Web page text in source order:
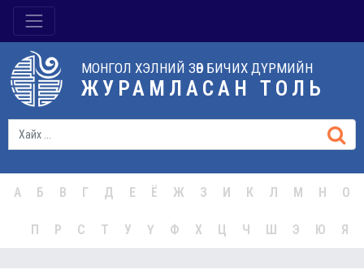
МОНГОЛ ХЭЛНИЙ ЗӨВ БИЧИХ ДҮРМИЙН
ЖУРАМЛАСАН ТОЛЬ
А Б В Г Д Е Ё Ж З И К Л М Н О
П Р С Т У Ү Ф Х Ц Ч Ш Э Ю Я